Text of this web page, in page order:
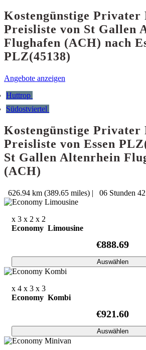
Kostengünstige Privater
Preisliste von St Gallen
Flughafen (ACH) nach
PLZ(45138)
Angebote anzeigen
Huttrop
Südostviertel
Kostengünstige Privater
Preisliste von Essen
St Gallen Altenrhein
(ACH)
626.94 km (389.65 miles) | 06 Stunden
x 3 x 2 x 2
Economy Limousine
€888.69
Auswählen
x 4 x 3 x 3
Economy Kombi
€921.60
Auswählen